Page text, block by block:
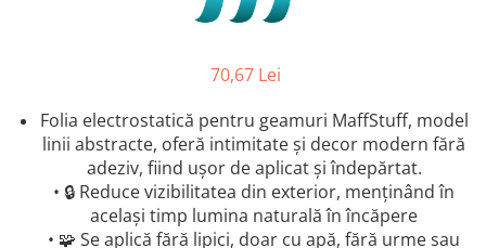
70,67 Lei
Folia electrostatică pentru geamuri MaffStuff, model
linii abstracte, oferă intimitate și decor modern fără
adeziv, fiind ușor de aplicat și îndepărtat.
• 🔒 Reduce vizibilitatea din exterior, menținând în
același timp lumina naturală în încăpere
• 🧩 Se aplică fără lipici, doar cu apă, fără urme sau